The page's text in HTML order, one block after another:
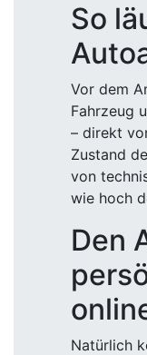
So
Vor dem
Fahrzeug
– direkt
Zustand
von
wie hoch
Den
Natürlich